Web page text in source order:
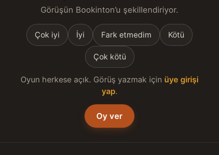
Görüşün Bookinton’u şekillendiriyor.
Çok iyi İyi Fark etmedim Kötü
Çok kötü
Oyun herkese açık. Görüş yazmak için üye girişi
yap.
Oy ver